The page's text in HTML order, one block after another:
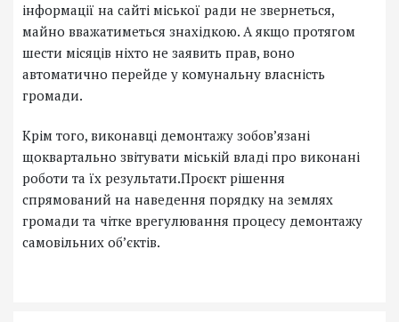
інформації на сайті міської ради не звернеться,
майно вважатиметься знахідкою. А якщо протягом
шести місяців ніхто не заявить прав, воно
автоматично перейде у комунальну власність
громади.
Крім того, виконавці демонтажу зобов’язані
щоквартально звітувати міській владі про виконані
роботи та їх результати.Проєкт рішення
спрямований на наведення порядку на землях
громади та чітке врегулювання процесу демонтажу
самовільних об’єктів.